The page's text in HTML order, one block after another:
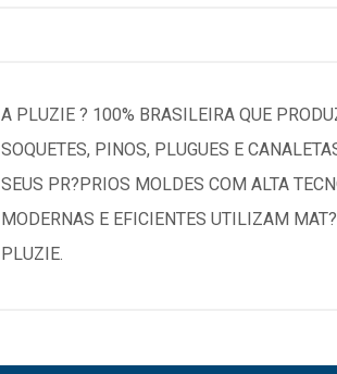
A PLUZIE ? 100% BRASILEIRA QUE
SOQUETES, PINOS, PLUGUES E
SEUS PR?PRIOS MOLDES COM ALTA
MODERNAS E EFICIENTES UTILIZAM
PLUZIE.